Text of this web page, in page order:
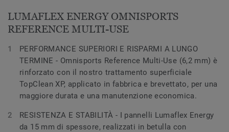
LUMAFLEX ENERGY OMNISPORTS
REFERENCE MULTI-USE
PERFORMANCE SUPERIORI E RISPARMI A LUNGO
TERMINE - Omnisports Reference Multi-Use (6,2 mm) è
rinforzato con il nostro trattamento superficiale
TopClean XP, applicato in fabbrica e brevettato, per una
maggiore durata e una manutenzione economica.
RESISTENZA E STABILITÀ - I pannelli Lumaflex Energy
da 15 mm di spessore, realizzati in betulla con